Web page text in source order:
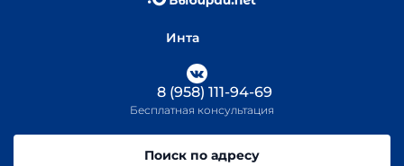
Инта
8 (958) 111-94-69
Бесплатная консультация
Поиск по адресу